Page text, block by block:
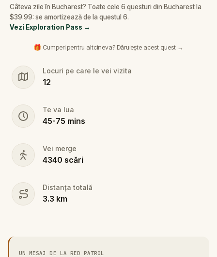
Câteva zile în Bucharest? Toate cele 6 questuri din Bucharest la
$39.99: se amortizează de la questul 6.
Vezi Exploration Pass →
🎁 Cumperi pentru altcineva? Dăruiește acest quest →
Locuri pe care le vei vizita
12
Te va lua
45-75 mins
Vei merge
4340 scări
Distanța totală
3.3 km
UN MESAJ DE LA RED PATROL